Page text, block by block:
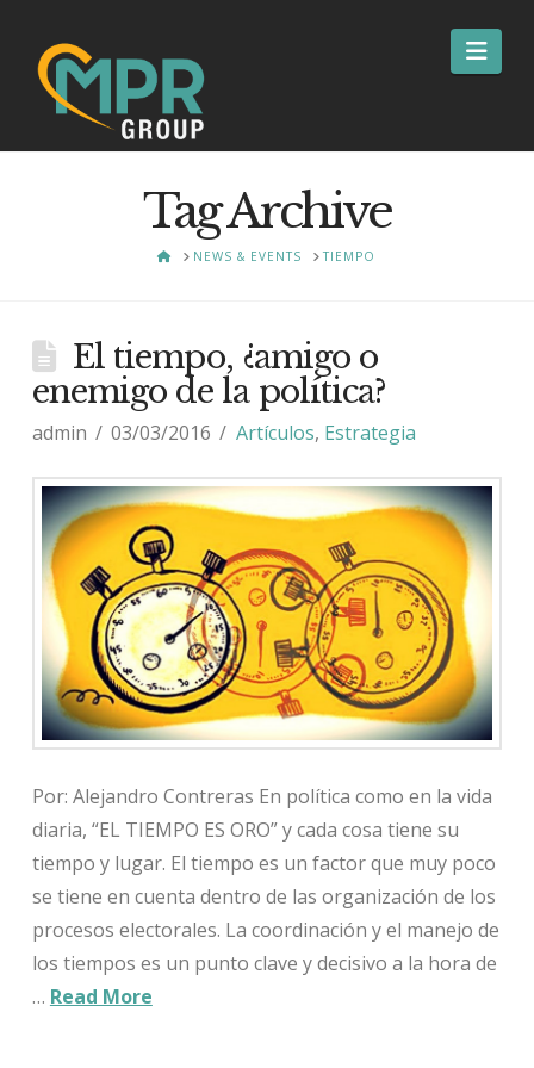
Tag Archive
HOMENEWS & EVENTS TIEMPO
El tiempo, ¿amigo o
enemigo de la política?
admin 03/03/2016 Artículos, Estrategia
Por: Alejandro Contreras En política como en la vida
diaria, “EL TIEMPO ES ORO” y cada cosa tiene su
tiempo y lugar. El tiempo es un factor que muy poco
se tiene en cuenta dentro de las organización de los
procesos electorales. La coordinación y el manejo de
los tiempos es un punto clave y decisivo a la hora de
… Read More